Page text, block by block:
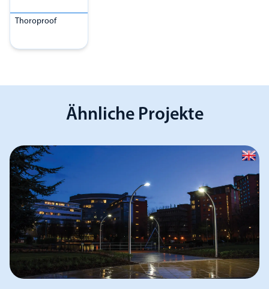
Thoroproof
Ähnliche Projekte